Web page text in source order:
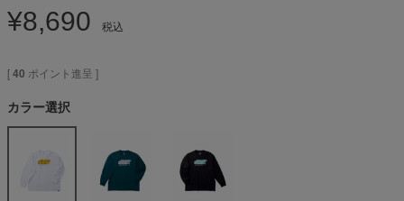
¥8,690 税込
[40 ポイント進呈 ]
カラー選択